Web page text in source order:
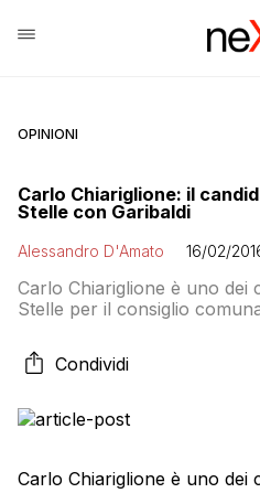
OPINIONI
Carlo Chiariglione: il
Stelle con Garibaldi
Alessandro D'Amato 16/02/
Carlo Chiariglione è uno dei
Stelle per il consiglio
Garibaldi, e spiega che lo
appena diventato padre
“americano”, Chiariglione ci
Condividi
Carlo Chiariglione è uno dei